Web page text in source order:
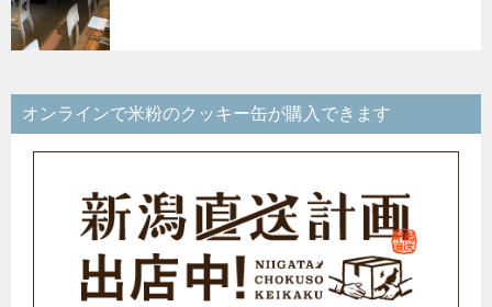
オンラインで米粉のクッキー缶が購入できます